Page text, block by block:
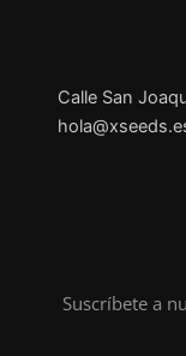
Calle San
Suscríbete a